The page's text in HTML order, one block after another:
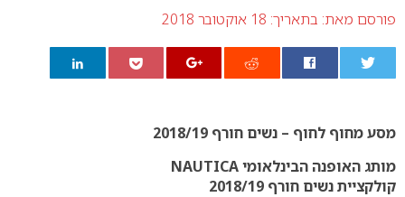
פורסם מאת: בתאריך: 18 אוקטובר 2018
מסע מחוף לחוף – נשים חורף 2018/19
מותג האופנה הבינלאומי NAUTICA
קולקציית נשים חורף 2018/19